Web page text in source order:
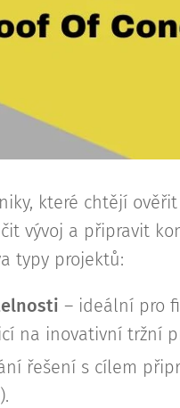
které chtějí
vývoj a připravit
typy projektů:
– ideální pro
na inovativní tržní
řešení s cílem